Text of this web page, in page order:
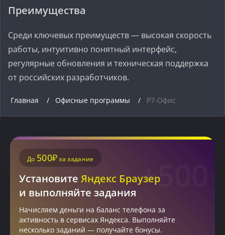
Преимущества
Среди ключевых преимуществ — высокая скорость
работы, интуитивно понятный интерфейс,
регулярные обновления и техническая поддержка
от российских разработчиков.
Главная Офисные программы Р7-Офис
+500
До 500₽за задание
Установите Яндекс Браузер
и выполняйте задания
Начисляем деньги на баланс телефона за
активность в сервисах Яндекса. Выполняйте
несколько заданий — получайте бонусы.